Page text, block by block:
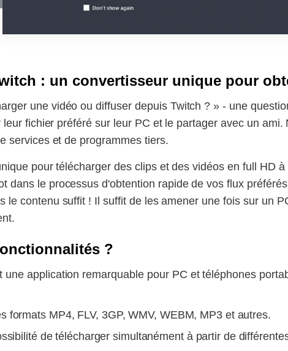
: un convertisseur unique pour
une vidéo ou diffuser depuis Twitch ? » - une
fichier préféré sur leur PC et le partager avec un
services et de programmes tiers.
pour télécharger des clips et des vidéos en full HD
dans le processus d'obtention rapide de vos flux
le contenu suffit ! Il suffit de les amener une fois sur un
?
une application remarquable pour PC et téléphones
formats MP4, FLV, 3GP, WMV, WEBM, MP3 et autres.
de télécharger simultanément à partir de